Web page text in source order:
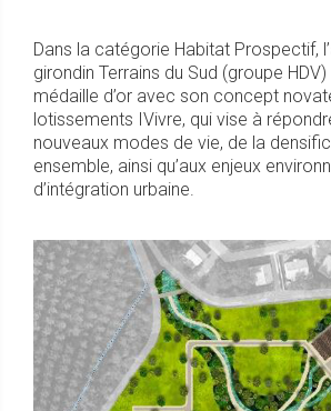
Dans la catégorie Habitat Prospectif,
girondin Terrains du Sud (groupe
médaille d’or avec son concept
lotissements IVivre, qui vise à
nouveaux modes de vie, de la
ensemble, ainsi qu’aux enjeux
d’intégration urbaine.